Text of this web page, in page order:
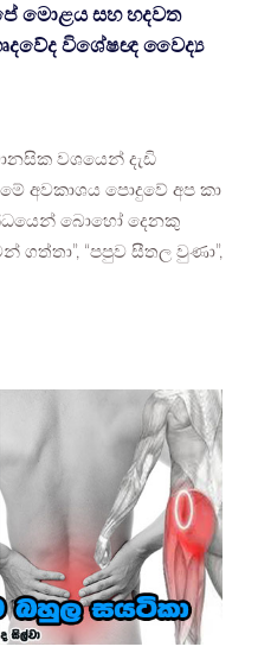
මොළය සහ හදවත
විශේෂඥ වෛද්‍ය
වශයෙන් දැඩි
අවකාශය පොදුවේ අප කා
බොහෝ දෙනකු
“පපුව සීතල වුණා”,